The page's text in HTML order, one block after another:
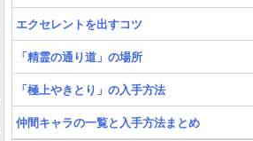
エクセレントを出すコツ
「精霊の通り道」の場所
「極上やきとり」の入手方法
仲間キャラの一覧と入手方法まとめ